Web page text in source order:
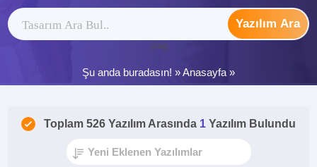
Yazılım Ara
ytag
Şu anda buradasın! »Anasayfa »
Toplam 526 Yazılım Arasında 1 Yazılım Bulundu